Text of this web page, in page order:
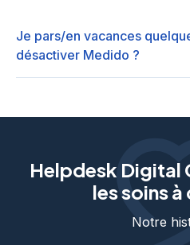
Je pars/en vacances
désactiver Medido ?
Helpdesk Digital
les soins
Notre